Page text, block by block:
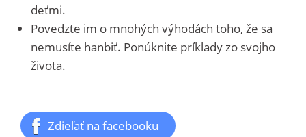
deťmi.
Povedzte im o mnohých výhodách toho, že sa
nemusíte hanbiť. Ponúknite príklady zo svojho
života.
Zdieľať na facebooku